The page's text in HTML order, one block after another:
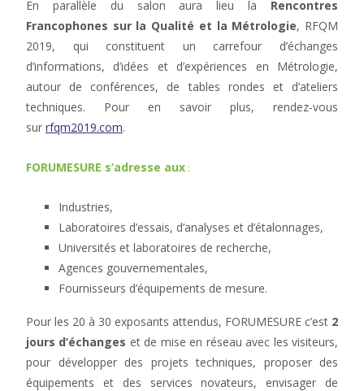
En parallèle du salon aura lieu la Rencontres
Francophones sur la Qualité et la Métrologie, RFQM
2019, qui constituent un carrefour d’échanges
d’informations, d’idées et d’expériences en Métrologie,
autour de conférences, de tables rondes et d’ateliers
techniques. Pour en savoir plus, rendez-vous
sur rfqm2019.com.
FORUMESURE s’adresse aux :
Industries,
Laboratoires d’essais, d’analyses et d’étalonnages,
Universités et laboratoires de recherche,
Agences gouvernementales,
Fournisseurs d’équipements de mesure.
Pour les 20 à 30 exposants attendus, FORUMESURE c’est 2
jours d’échanges et de mise en réseau avec les visiteurs,
pour développer des projets techniques, proposer des
équipements et des services novateurs, envisager de